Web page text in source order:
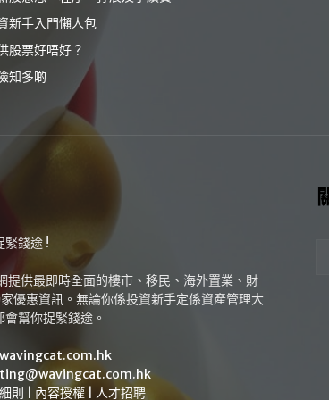
新手入門懶人包
股票好唔好？
知多啲
錢途 !
供最即時全面的樓市、移民、海外置業、財
優惠資訊。無論你係投資新手定係資產管理大
幫你捉緊錢途。
則 內容授權 人才招聘